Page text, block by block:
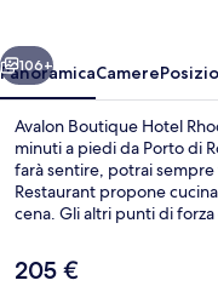
Avanti
106+
PanoramicaCamere
Avalon Boutique Hotel
minuti a piedi da Porto di
farà sentire, potrai
Restaurant propone
cena. Gli altri punti di
Il
205 €